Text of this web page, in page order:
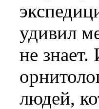
удивил
не
людей,